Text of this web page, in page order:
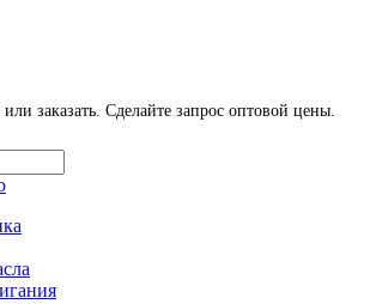
заказать. Сделайте запрос оптовой цены.